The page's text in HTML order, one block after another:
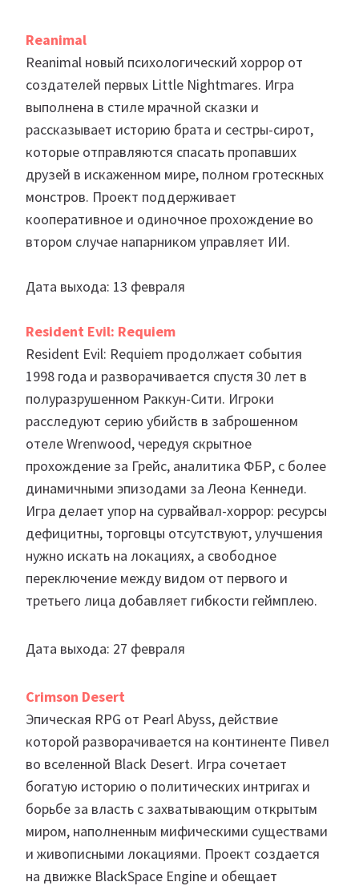
Reanimal
Reanimal новый психологический хоррор от
создателей первых Little Nightmares. Игра
выполнена в стиле мрачной сказки и
рассказывает историю брата и сестры-сирот,
которые отправляются спасать пропавших
друзей в искаженном мире, полном гротескных
монстров. Проект поддерживает
кооперативное и одиночное прохождение во
втором случае напарником управляет ИИ.
Дата выхода: 13 февраля
Resident Evil: Requiem
Resident Evil: Requiem продолжает события
1998 года и разворачивается спустя 30 лет в
полуразрушенном Раккун-Сити. Игроки
расследуют серию убийств в заброшенном
отеле Wrenwood, чередуя скрытное
прохождение за Грейс, аналитика ФБР, с более
динамичными эпизодами за Леона Кеннеди.
Игра делает упор на сурвайвал-хоррор: ресурсы
дефицитны, торговцы отсутствуют, улучшения
нужно искать на локациях, а свободное
переключение между видом от первого и
третьего лица добавляет гибкости геймплею.
Дата выхода: 27 февраля
Crimson Desert
Эпическая RPG от Pearl Abyss, действие
которой разворачивается на континенте Пивел
во вселенной Black Desert. Игра сочетает
богатую историю о политических интригах и
борьбе за власть с захватывающим открытым
миром, наполненным мифическими существами
и живописными локациями. Проект создается
на движке BlackSpace Engine и обещает